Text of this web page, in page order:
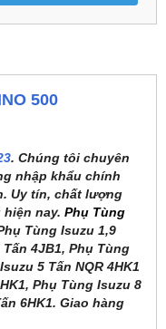
500
. Chúng tôi chuyên
nhập khẩu chính
Uy tín, chất lượng
nay. Phụ Tùng
Tùng Isuzu 1,9
4JB1, Phụ Tùng
5 Tấn NQR 4HK1
Phụ Tùng Isuzu 8
6HK1. Giao hàng